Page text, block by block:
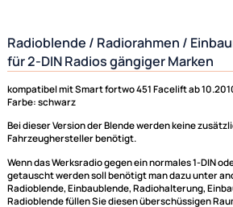
Radioblende / Radiorahmen /